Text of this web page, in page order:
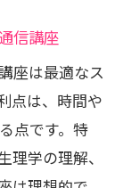
体技術
選び方
の重要性
学習法
スキル習
信講座
座は最適なス
点は、時間や
点です。特
理学の理解、